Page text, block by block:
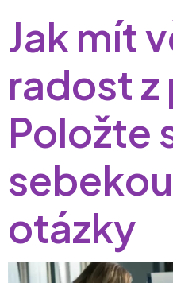
Jak mít
radost
Položte
otázky